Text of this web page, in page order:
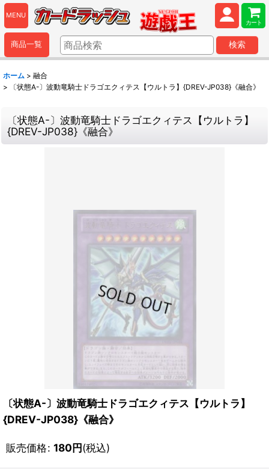
MENU
カート
商品一覧 検索
ホーム > 融合
>
〔状態A-〕波動竜騎士ドラゴエクィテス【ウルトラ】{DREV-JP038}《融合》
〔状態A-〕波動竜騎士ドラゴエクィテス【ウルトラ】
{DREV-JP038}《融合》
〔状態A-〕波動竜騎士ドラゴエクィテス【ウルトラ】
{DREV-JP038}《融合》
販売価格: 180円(税込)